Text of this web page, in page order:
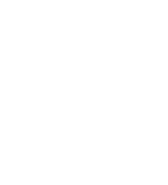
от 10 лет и